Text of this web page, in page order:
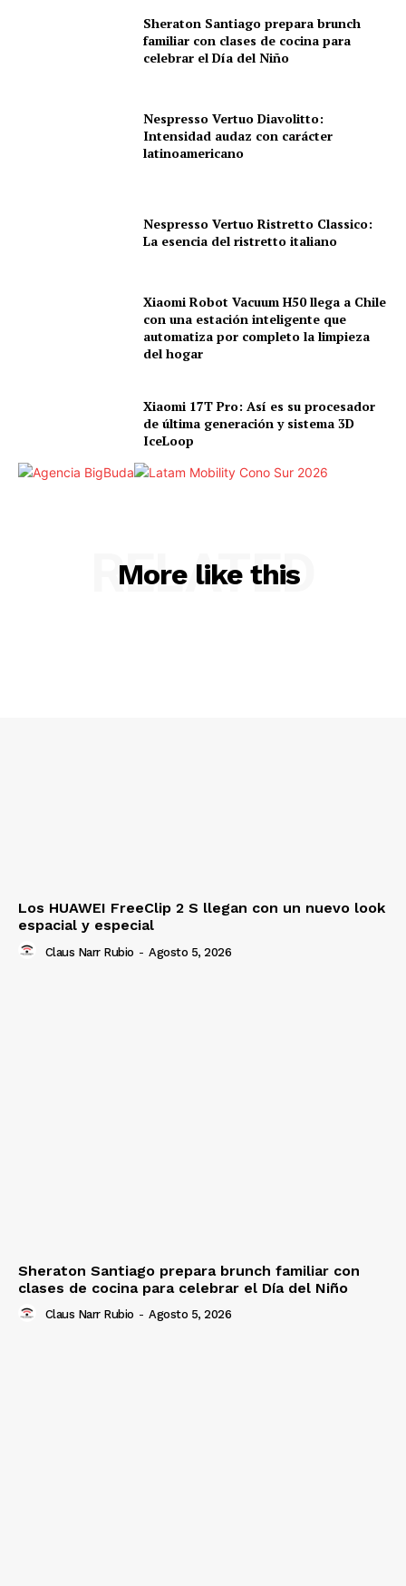
Sheraton Santiago prepara brunch
familiar con clases de cocina para
celebrar el Día del Niño
Nespresso Vertuo Diavolitto:
Intensidad audaz con carácter
latinoamericano
Nespresso Vertuo Ristretto Classico:
La esencia del ristretto italiano
Xiaomi Robot Vacuum H50 llega a Chile
con una estación inteligente que
automatiza por completo la limpieza
del hogar
Xiaomi 17T Pro: Así es su procesador
de última generación y sistema 3D
IceLoop
More like this
RELATED
Los HUAWEI FreeClip 2 S llegan con un nuevo look
espacial y especial
Claus Narr Rubio - Agosto 5, 2026
Sheraton Santiago prepara brunch familiar con
clases de cocina para celebrar el Día del Niño
Claus Narr Rubio - Agosto 5, 2026